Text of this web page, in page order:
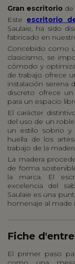
Gran escritorio
Este escritorio
Saulaie, ha sido
fabricado en
Concebido como
clasicismo, se
cómodo y
de trabajo ofrece
instalación serena
discreto ofrece
para un espacio
El carácter
del uso de un
un estilo sobrio y
huella de los
trabajo de la
La madera
de forma
la marca. El
excelencia del
Saulaie es una
homenaje al made
Fiche
El primer paso